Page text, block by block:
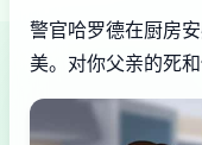
警官哈罗德在厨房
美。对你父亲的死